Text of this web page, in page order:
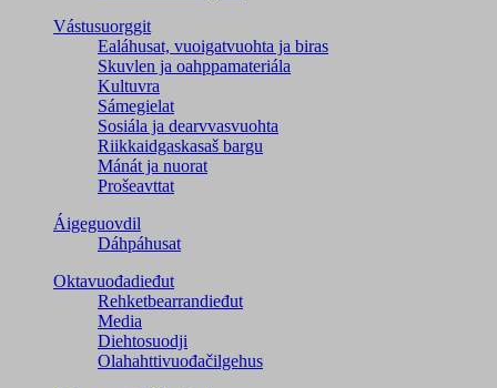
Vástusuorggit
Ealáhusat, vuoigatvuohta ja biras
Skuvlen ja oahppamateriála
Kultuvra
Sámegielat
Sosiála ja dearvvasvuohta
Riikkaidgaskasaš bargu
Mánát ja nuorat
Prošeavttat
Áigeguovdil
Dáhpáhusat
Oktavuođadieđut
Rehketbearrandieđut
Media
Diehtosuodji
Olahahttivuođačilgehus